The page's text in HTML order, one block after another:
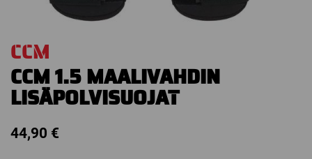
CCM
CCM 1.5 MAALIVAHDIN
LISÄPOLVISUOJAT
44,90 €